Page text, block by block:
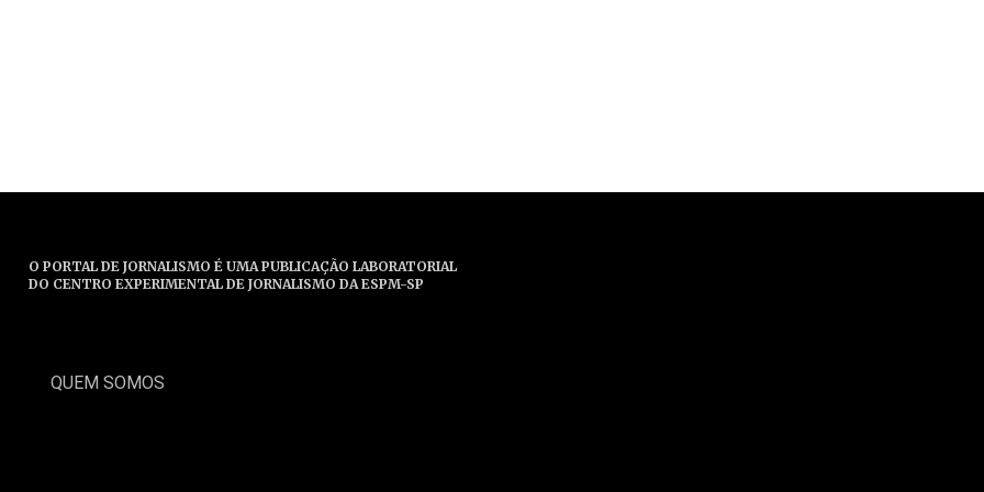
O PORTAL DE JORNALISMO É UMA PUBLICAÇÃO LABORATORIAL
DO CENTRO EXPERIMENTAL DE JORNALISMO DA ESPM-SP
QUEM SOMOS